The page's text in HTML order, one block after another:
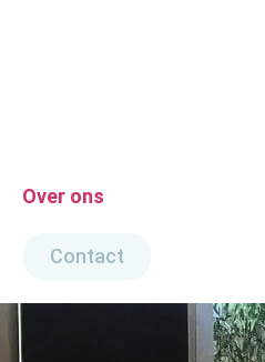
Over ons
Contact